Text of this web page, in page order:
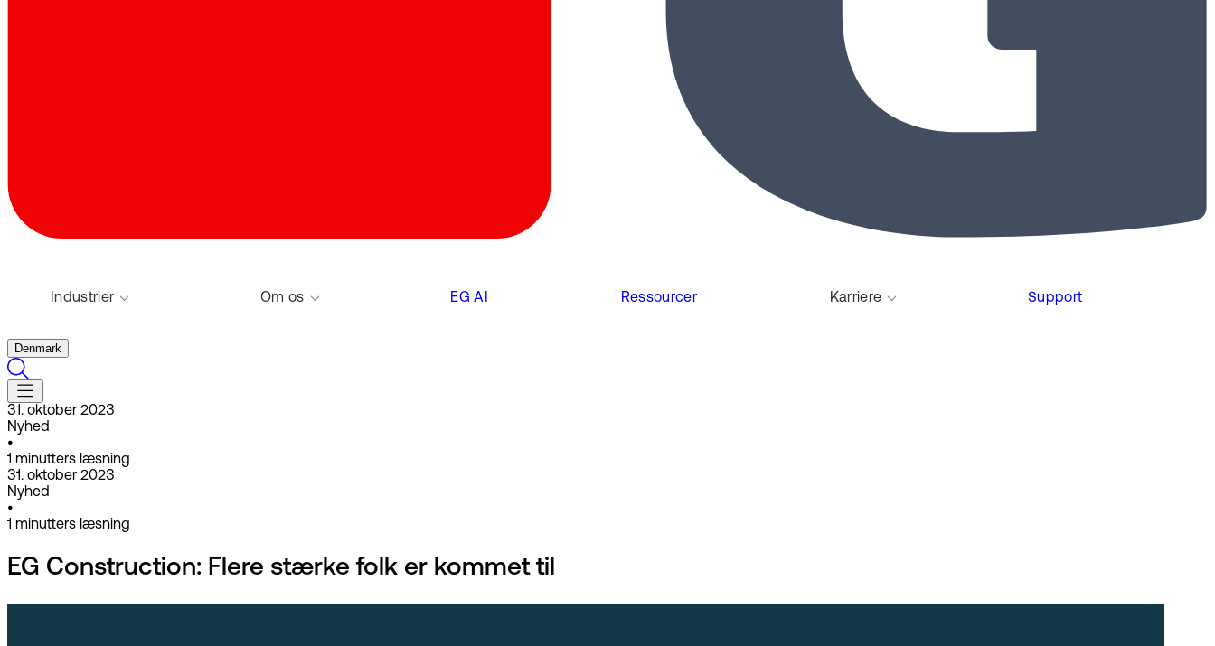
Industrier Om os EG AI Ressourcer Karriere Support
Denmark
31. oktober 2023
Nyhed
•
1 minutters læsning
31. oktober 2023
Nyhed
•
1 minutters læsning
EG Construction: Flere stærke folk er kommet til